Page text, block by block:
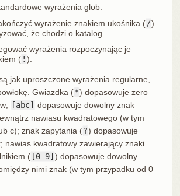
wyrażenia glob.
wyrażenie znakiem ukośnika ( /)
że chodzi o katalog.
wyrażenia rozpoczynając je
( ! ).
jak uproszczone wyrażenia regularne,
Gwiazdka (*) dopasowuje zero
[abc] dopasowuje dowolny znak
nawiasu kwadratowego (w tym
c); znak zapytania (?) dopasowuje
nawias kwadratowy zawierający znaki
( [0-9] ) dopasowuje dowolny
nimi znak (w tym przypadku od 0